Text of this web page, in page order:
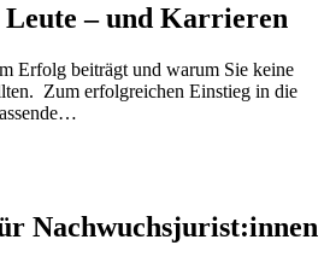
– und Karrieren
Erfolg beiträgt und warum Sie keine
Zum erfolgreichen Einstieg in die
Nachwuchsjurist:innen